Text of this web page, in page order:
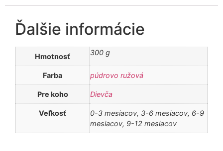
Ďalšie informácie
Hmotnosť 300 g
Farba púdrovo ružová
Pre koho Dievča
Veľkosť
0-3 mesiacov, 3-6 mesiacov, 6-9
mesiacov, 9-12 mesiacov